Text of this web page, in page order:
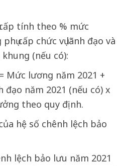
tính theo % mức
cấp chức vụ lãnh đạo và
(nếu có):
Mức lương năm 2021 +
đạo năm 2021 (nếu có) x
theo quy định.
hệ số chênh lệch bảo
lệch bảo lưu năm 2021